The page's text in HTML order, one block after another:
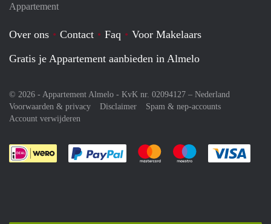
Appartement
Over ons Contact Faq
Voor Makelaars
Gratis je Appartement aanbieden in Almelo
© 2026 - Appartement Almelo - KvK nr. 02094127 – Nederland
Voorwaarden & privacy
Disclaimer
Spam & nep-accounts
Account verwijderen
Je rekent gemakkelijk af met Paypal
Je rekent gemakkelijk af met
Je rekent